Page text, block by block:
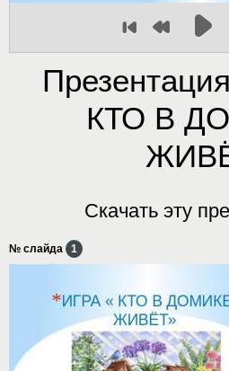
КТО В
Скачать эту
№ слайда 1